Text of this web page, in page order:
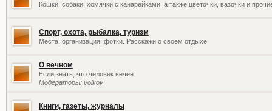
Кошки, собаки, хомячки с канарейками, а также цветочки, вазочки и
Спорт, охота, рыбалка, туризм
Места, организация, фотки. Расскажи о своем отдыхе
О вечном
Если знать, что человек вечен
Модераторы: volkov
Книги, газеты, журналы